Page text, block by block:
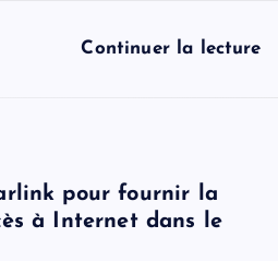
Continuer la lecture
pour fournir la
à Internet dans le